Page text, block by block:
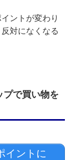
ントが変わり
対になくなる
プで買い物を
イントに